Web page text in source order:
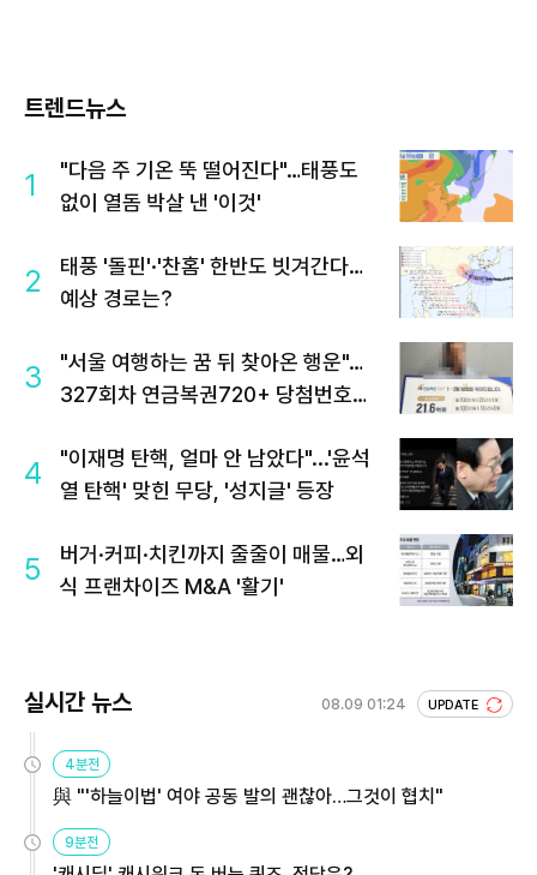
트렌드뉴스
1
"다음 주 기온 뚝 떨어진다"…태풍도
없이 열돔 박살 낸 '이것'
2
태풍 '돌핀'·'찬홈' 한반도 빗겨간다…
예상 경로는?
3
"서울 여행하는 꿈 뒤 찾아온 행운"…
327회차 연금복권720+ 당첨번호조
4
"이재명 탄핵, 얼마 안 남았다"...'윤석
열 탄핵' 맞힌 무당, '성지글' 등장
5
버거·커피·치킨까지 줄줄이 매물…외
식 프랜차이즈 M&A '활기'
실시간 뉴스 08.09 01:24 UPDATE
4분전
與 "'하늘이법' 여야 공동 발의 괜찮아…그것이 협치"
9분전